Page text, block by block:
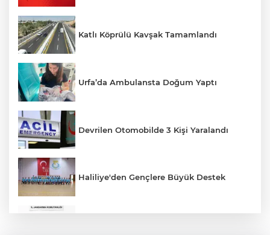
Katlı Köprülü Kavşak Tamamlandı
Urfa’da Ambulansta Doğum Yaptı
Devrilen Otomobilde 3 Kişi Yaralandı
Haliliye'den Gençlere Büyük Destek